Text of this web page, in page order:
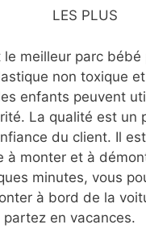
LES PLUS
le meilleur parc bébé
non toxique
enfants peuvent
La qualité est un
du client. Il
à monter et à
minutes, vous
à bord de la
partez en vacances.